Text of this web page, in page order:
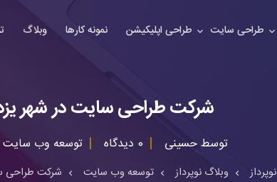
طراحی سایت طراحی اپلیکیشن نمونه کارها وبلاگ
شرکت طراحی سایت در شهر
توسطحسینی 0 دیدگاه توسعه وب سایت
نوپرداز وبلاگ نوپرداز توسعه وب سایت شرکت طراحی